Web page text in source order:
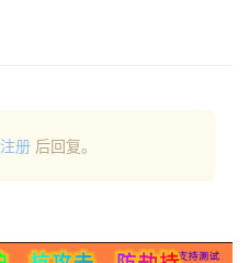
注册 后回复。